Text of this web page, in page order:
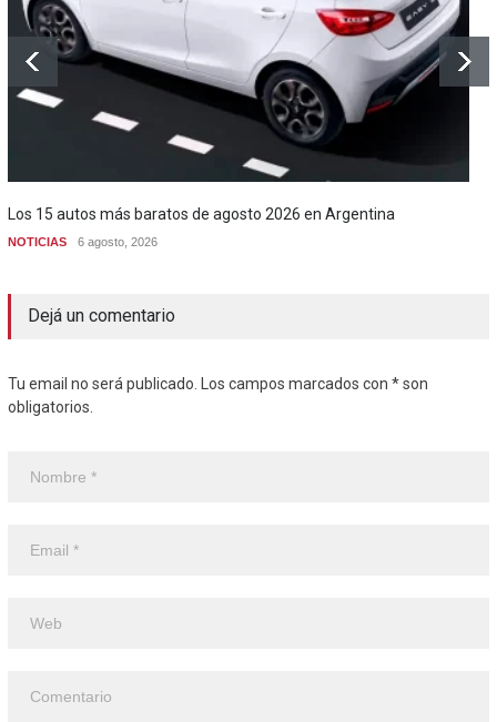
Los 15 autos más baratos de agosto 2026 en Argentina
NOTICIAS 6 agosto, 2026
Dejá un comentario
Tu email no será publicado. Los campos marcados con * son
obligatorios.